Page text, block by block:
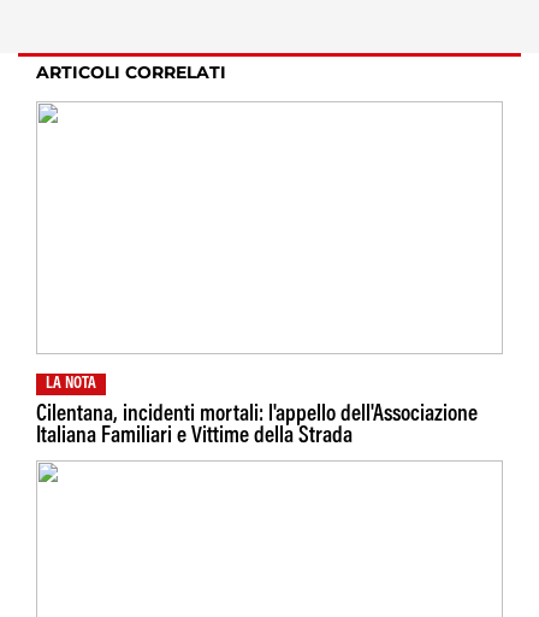
ARTICOLI CORRELATI
LA NOTA
Cilentana, incidenti mortali: l'appello dell'Associazione
Italiana Familiari e Vittime della Strada